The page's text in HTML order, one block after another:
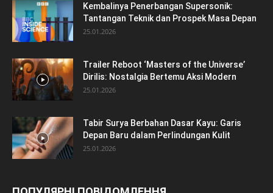
Kembalinya Penerbangan Supersonik:
Tantangan Teknik dan Prospek Masa Depan
25.01.2026
Trailer Reboot ‘Masters of the Universe’
Dirilis: Nostalgia Bertemu Aksi Modern
25.01.2026
Tabir Surya Berbahan Dasar Kayu: Garis
Depan Baru dalam Perlindungan Kulit
25.01.2026